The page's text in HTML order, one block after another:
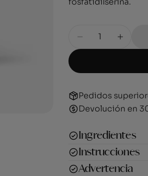
Pedidos
Devolución en
Ingredientes
Instrucciones
Advertencia